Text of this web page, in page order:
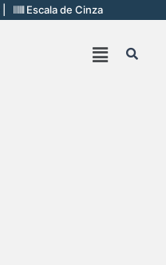
Escala de Cinza